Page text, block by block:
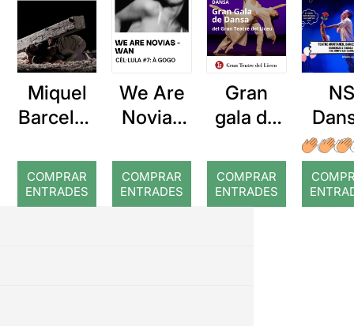
Miquel
Barcelon
COMPRAR
ENTRADES
We Are
Novias
À GOGO
COMPRAR
ENTRADES
Gran
gala de
COMPRAR
ENTRADES
NS
El